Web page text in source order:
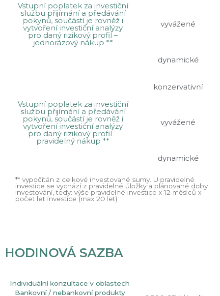
Vstupní poplatek za investiční
službu přijímání a předávání
pokynů, součástí je rovněž i
vytvoření investiční analýzy
pro daný rizikový profil –
jednorázový nákup **
vyvážené
dynamické
konzervativní
Vstupní poplatek za investiční
službu přijímání a předávání
pokynů, součástí je rovněž i
vytvoření investiční analýzy
pro daný rizikový profil –
pravidelný nákup **
vyvážené
dynamické
** vypočítán z celkové investované sumy. U pravidelné
investice se vychází z pravidelné úložky a plánované doby
investování, tedy: výše pravidelné investice x 12 měsíců x
počet let investice (max 20 let)
HODINOVÁ SAZBA
Individuální konzultace v oblastech
Bankovní / nebankovní produkty